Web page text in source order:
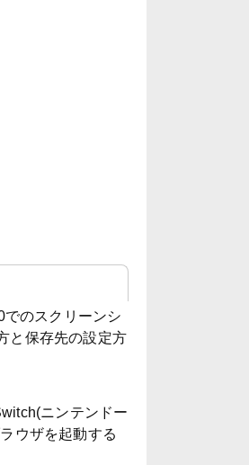
のスクリーンシ
と保存先の設定方
ニンテンドー
ウザを起動する